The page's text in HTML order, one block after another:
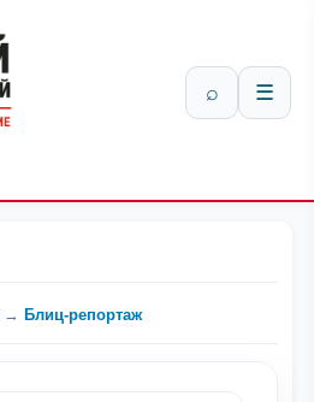
⌕ ☰
→ Блиц-репортаж